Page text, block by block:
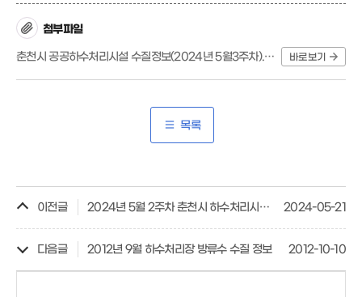
첨부파일
춘천시 공공하수처리시설 수질정보(2024년 5월3주차).xlsx
바로보기
목록
이전글 2024년 5월 2주차 춘천시 하수처리시설 수질정보 2024-05-21
다음글 2012년 9월 하수처리장 방류수 수질 정보 2012-10-10